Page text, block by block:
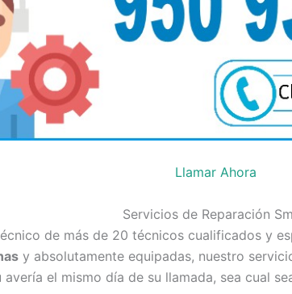
Llamar Ahora
Servicios de Reparación
de más de 20 técnicos cualificados y
y absolutamente equipadas, nuestro
avería el mismo día de su llamada, sea cual